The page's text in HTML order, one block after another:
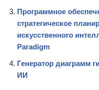
Программное
стратегическое
искусственного
Paradigm
Генератор диаграмм
ИИ